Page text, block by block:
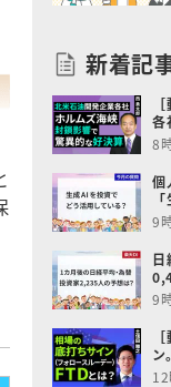
新着記
各
8
個
9
日
9
ン